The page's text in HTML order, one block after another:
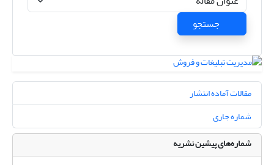
جستجو
مقالات آماده انتشار
شماره جاری
شماره‌های پیشین نشریه